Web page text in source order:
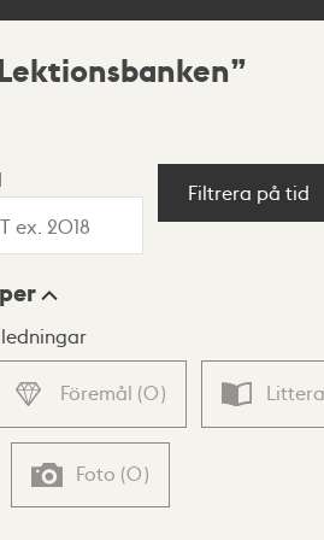
Filtrera på tid
Föremål (0)
Foto (0)